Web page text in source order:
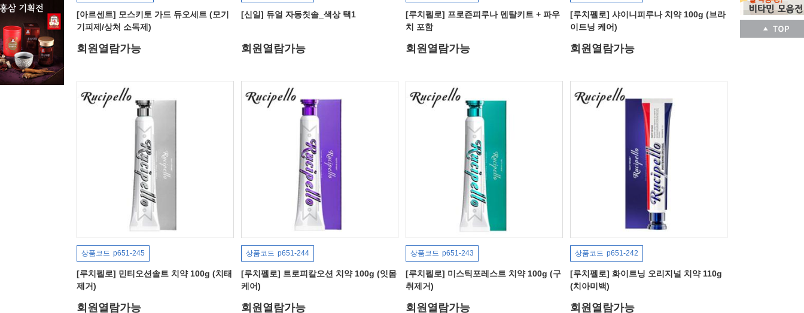
[아르센트] 모스키토 가드 듀오세트 (모기
기피제/상처 소독제)
회원열람가능
[신일] 듀얼 자동칫솔_색상 택1
회원열람가능
[루치펠로] 프로즌피루나 덴탈키트 + 파우
치 포함
회원열람가능
[루치펠로] 샤이니피루나 치약 100g (브라
이트닝 케어)
회원열람가능
상품코드 p651-245
[루치펠로] 민티오션솔트 치약 100g (치태
제거)
회원열람가능
상품코드 p651-244
[루치펠로] 트로피칼오션 치약 100g (잇몸
케어)
회원열람가능
상품코드 p651-243
[루치펠로] 미스틱포레스트 치약 100g (구
취제거)
회원열람가능
상품코드 p651-242
[루치펠로] 화이트닝 오리지널 치약 110g
(치아미백)
회원열람가능